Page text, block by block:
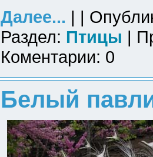
Далее... | |
Раздел: Птицы |
Коментарии: 0
Белый